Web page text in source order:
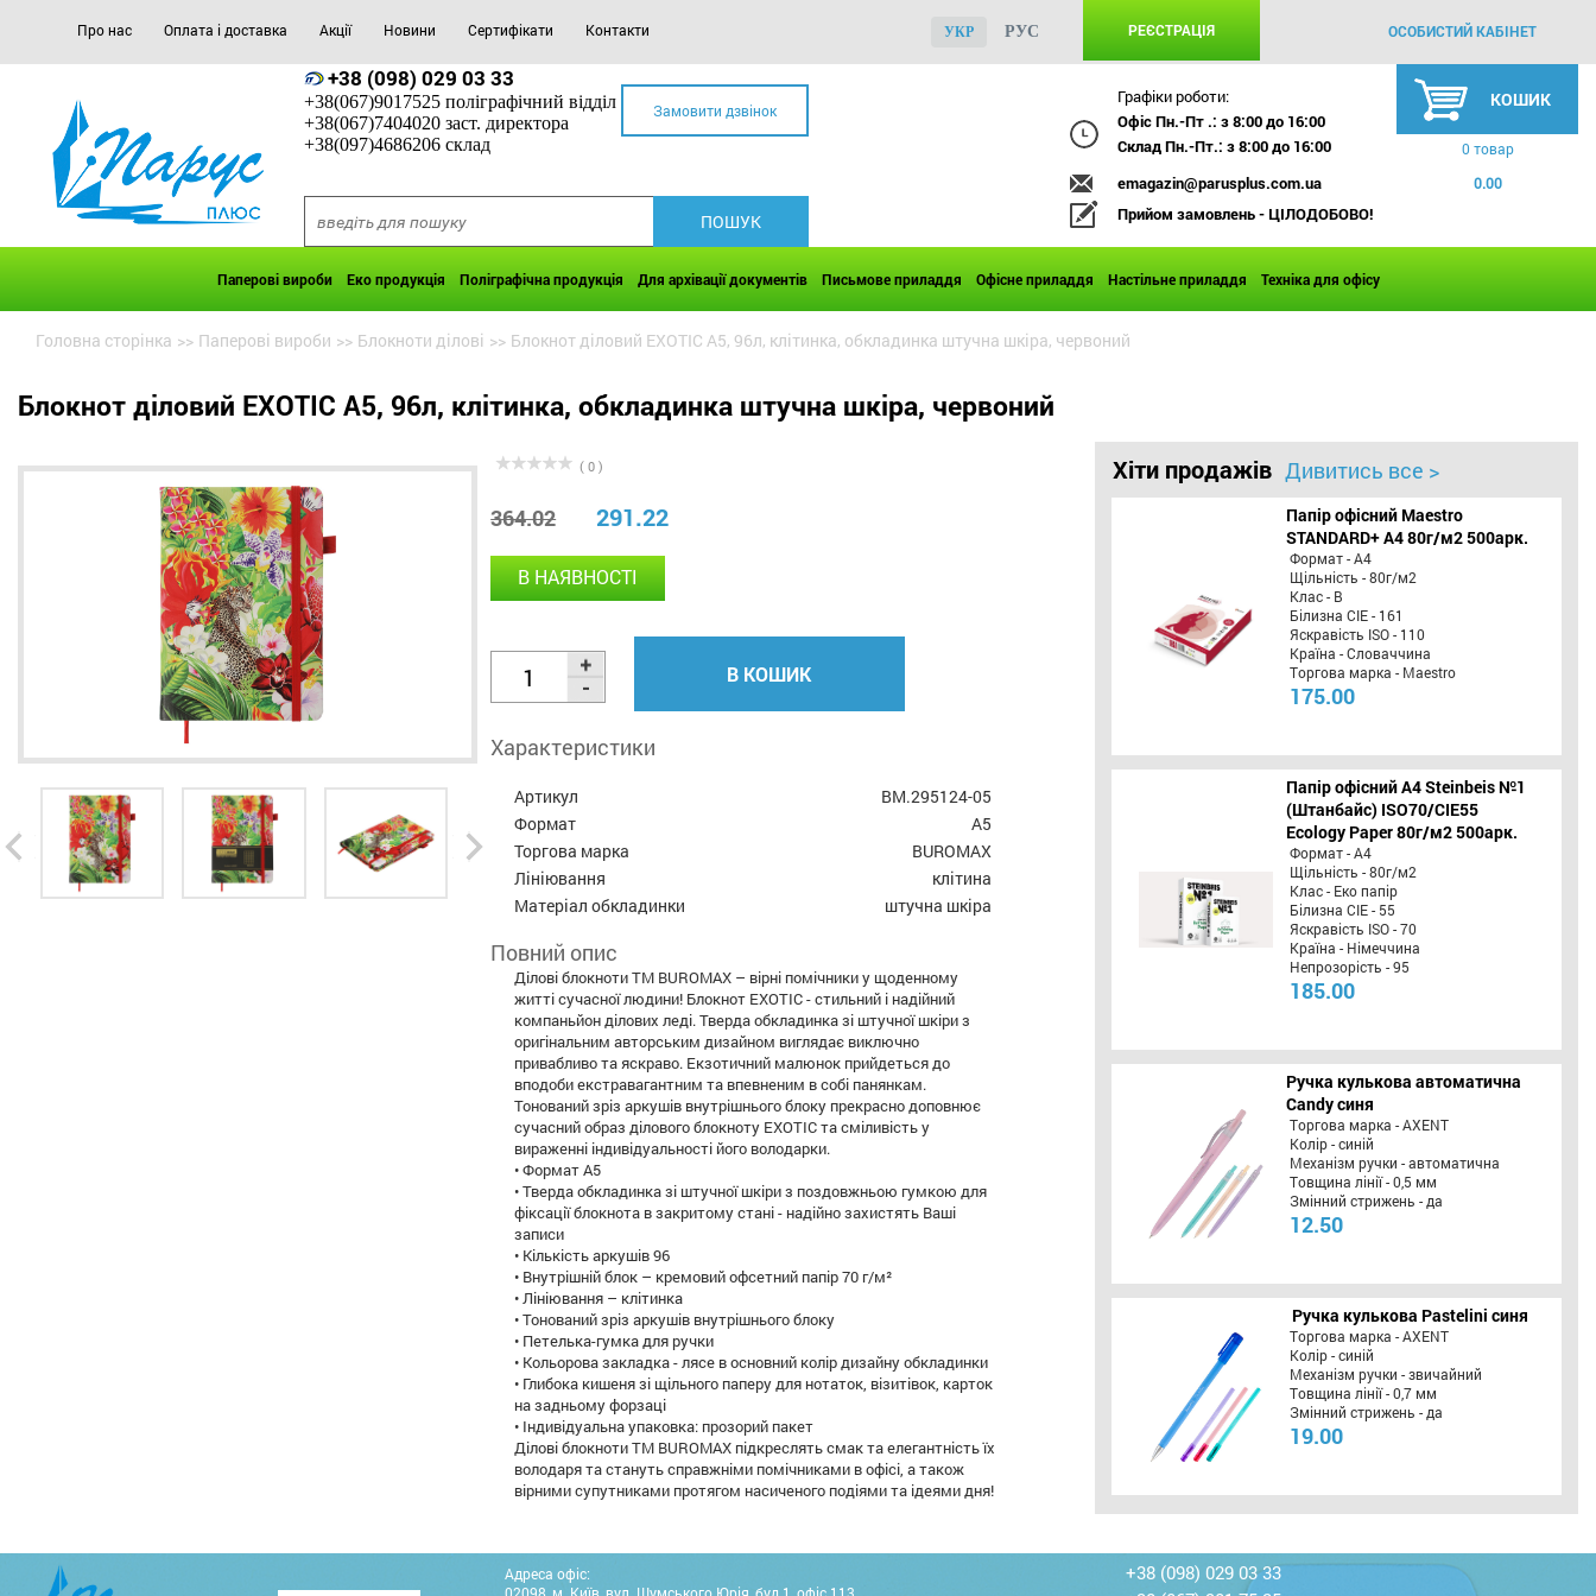
Про нас Оплата і доставка Акції Новини Сертифікати Контакти РЕЄСТРАЦІЯ ОСОБИСТИЙ КАБІНЕТ
УКР РУС
+38 (098) 029 03 33
+38(067)9017525 поліграфічний відділ
+38(067)7404020 заст. директора
+38(097)4686206 склад
Замовити дзвінок
Графіки роботи:
Офіс Пн.-Пт .: з 8:00 до 16:00
Склад Пн.-Пт.: з 8:00 до 16:00
emagazin@parusplus.com.ua
Прийом замовлень - ЦІЛОДОБОВО!
КОШИК
0 товар
0.00
Паперові вироби Еко продукція Поліграфічна продукція Для архівації документів Письмове приладдя Офісне приладдя Настільне приладдя Техніка для офісу
Головна сторінка >> Паперові вироби >> Блокноти ділові >> Блокнот діловий EXOTIC А5, 96л, клітинка, обкладинка штучна шкіра, червоний
Блокнот діловий EXOTIC А5, 96л, клітинка, обкладинка штучна шкіра, червоний
( 0 )
364.02 291.22
В НАЯВНОСТІ
В КОШИК
Характеристики
Артикул
BM.295124-05
Формат
А5
Торгова марка
BUROMAX
Лініювання
клітина
Матеріал обкладинки
штучна шкіра
Повний опис
Ділові блокноти ТМ BUROMAX – вірні помічники у щоденному
житті сучасної людини! Блокнот EXOTIC - стильний і надійний
компаньйон ділових леді. Тверда обкладинка зі штучної шкіри з
оригінальним авторським дизайном виглядає виключно
привабливо та яскраво. Екзотичний малюнок прийдеться до
вподоби екстравагантним та впевненим в собі панянкам.
Тонований зріз аркушів внутрішнього блоку прекрасно доповнює
сучасний образ ділового блокноту EXOTIC та сміливість у
вираженні індивідуальності його володарки.
• Формат А5
• Тверда обкладинка зі штучної шкіри з поздовжньою гумкою для
фіксації блокнота в закритому стані - надійно захистять Ваші
записи
• Кількість аркушів 96
• Внутрішній блок – кремовий офсетний папір 70 г/м²
• Лініювання – клітинка
• Тонований зріз аркушів внутрішнього блоку
• Петелька-гумка для ручки
• Кольорова закладка - лясе в основний колір дизайну обкладинки
• Глибока кишеня зі щільного паперу для нотаток, візитівок, карток
на задньому форзаці
• Індивідуальна упаковка: прозорий пакет
Ділові блокноти ТМ BUROMAX підкреслять смак та елегантність їх
володаря та стануть справжніми помічниками в офісі, а також
вірними супутниками протягом насиченого подіями та ідеями дня!
Хіти продажів Дивитись все >
Папір офісний Maestro
STANDARD+ А4 80г/м2 500арк.
Формат - А4
Щільність - 80г/м2
Клас - B
Білизна CIE - 161
Яскравість ISO - 110
Країна - Словаччина
Торгова марка - Maestro
175.00
Папір офісний A4 Steinbeis №1
(Штанбайс) ISO70/СІЕ55
Ecology Paper 80г/м2 500арк.
Формат - А4
Щільність - 80г/м2
Клас - Еко папір
Білизна CIE - 55
Яскравість ISO - 70
Країна - Німеччина
Непрозорість - 95
185.00
Ручка кулькова автоматична
Candy синя
Торгова марка - AXENT
Колір - синій
Механізм ручки - автоматична
Товщина лінії - 0,5 мм
Змінний стрижень - да
12.50
Ручка кулькова Pastelini синя
Торгова марка - AXENT
Колір - синій
Механізм ручки - звичайний
Товщина лінії - 0,7 мм
Змінний стрижень - да
19.00
Адреса офіс:
+38 (098) 029 03 33